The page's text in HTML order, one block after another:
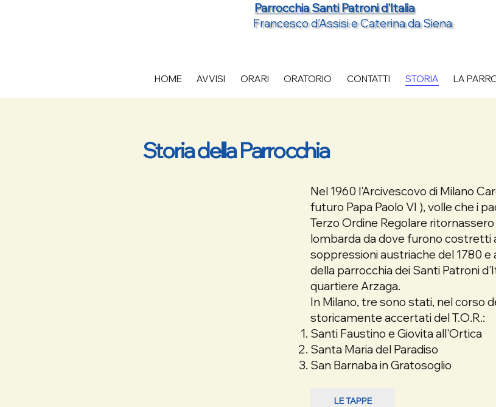
Parrocchia Santi Patroni d'Italia
Francesco d'Assisi e Caterina da Siena
HOME AVVISI ORARI ORATORIO CONTATTI STORIA LA
Storia della Parrocchia
Nel 1960 l'Arcivescovo di Milano
futuro Papa Paolo VI ), volle che i
Terzo Ordine Regolare
lombarda da dove furono costretti
soppressioni austriache del 1780 e
della parrocchia dei Santi Patroni
quartiere Arzaga.
In Milano, tre sono stati, nel corso
storicamente accertati del T.O.R.:
Santi Faustino e Giovita all'Ortica
Santa Maria del Paradiso
San Barnaba in Gratosoglio
LE TAPPE